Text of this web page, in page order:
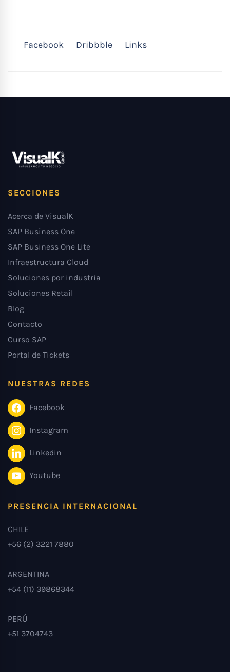
Facebook Dribbble Links
SECCIONES
Acerca de VisualK
SAP Business One
SAP Business One Lite
Infraestructura Cloud
Soluciones por industria
Soluciones Retail
Blog
Contacto
Curso SAP
Portal de Tickets
NUESTRAS REDES
Facebook
Instagram
Linkedin
Youtube
PRESENCIA INTERNACIONAL
CHILE
+56 (2) 3221 7880
ARGENTINA
+54 (11) 39868344
PERÚ
+51 3704743